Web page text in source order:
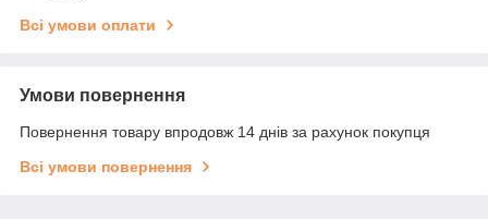
Всі умови оплати
Умови повернення
Повернення товару впродовж 14 днів за рахунок покупця
Всі умови повернення